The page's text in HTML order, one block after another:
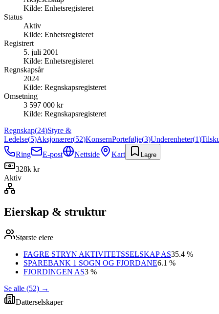
Kilde: Enhetsregisteret
Status
Aktiv
Kilde: Enhetsregisteret
Registrert
5. juli 2001
Kilde: Enhetsregisteret
Regnskapsår
2024
Kilde: Regnskapsregisteret
Omsetning
3 597 000 kr
Kilde: Regnskapsregisteret
Regnskap(24)Styre &
Ledelse(5)Aksjonærer(52)KonsernPortefølje(3)Underenheter(1)
Ring
E-post Nettside Kart Lagre
328k kr
Aktiv
Eierskap & struktur
Største eiere
FAGRE STRYN AKTIVITETSSELSKAP AS35.4 %
SPAREBANK 1 SOGN OG FJORDANE6.1 %
FJORDINGEN AS3 %
Se alle (52) →
Datterselskaper